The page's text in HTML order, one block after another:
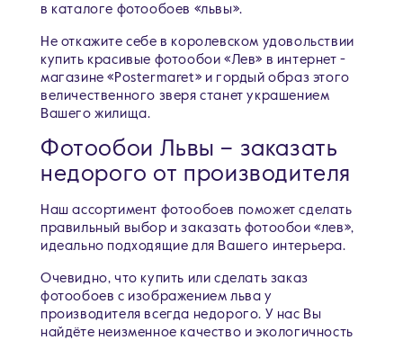
в каталоге фотообоев «львы».
Не откажите себе в королевском удовольствии
купить красивые фотообои «Лев» в интернет -
магазине «Postermaret» и гордый образ этого
величественного зверя станет украшением
Вашего жилища.
Фотообои Львы – заказать
недорого от производителя
Наш ассортимент фотообоев поможет сделать
правильный выбор и заказать фотообои «лев»,
идеально подходящие для Вашего интерьера.
Очевидно, что купить или сделать заказ
фотообоев с изображением льва у
производителя всегда недорого. У нас Вы
найдёте неизменное качество и экологичность